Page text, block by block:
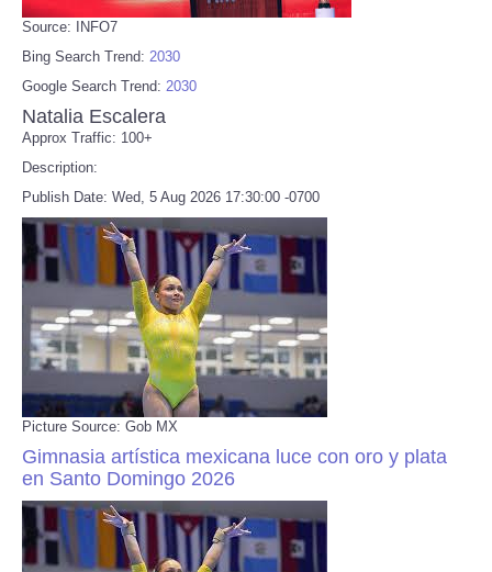
Source: INFO7
Bing Search Trend: 2030
Google Search Trend: 2030
Natalia Escalera
Approx Traffic: 100+
Description:
Publish Date: Wed, 5 Aug 2026 17:30:00 -0700
Picture Source: Gob MX
Gimnasia artística mexicana luce con oro y plata
en Santo Domingo 2026